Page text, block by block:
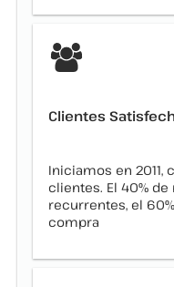
Clientes
Iniciamos en
clientes. El 40%
recurrentes, el
compra